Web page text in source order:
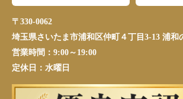
〒330-0062
埼玉県さいたま市浦和区仲町４丁目3-13 浦和
営業時間： 9:00～19:00
定休日： 水曜日